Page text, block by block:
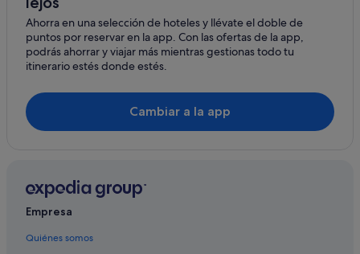
Ahorra en una selección de hoteles y llévate el doble de
puntos por reservar en la app. Con las ofertas de la app,
podrás ahorrar y viajar más mientras gestionas todo tu
itinerario estés donde estés.
Cambiar a la app
Empresa
Quiénes somos